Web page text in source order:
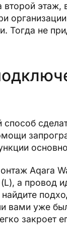
второй
Тогда не
Aqara
а провод
найдите
вами уже
закроет